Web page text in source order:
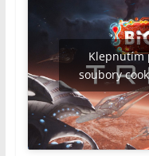
Klepnutím
soubory